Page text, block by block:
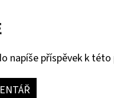
napíše příspěvek k této